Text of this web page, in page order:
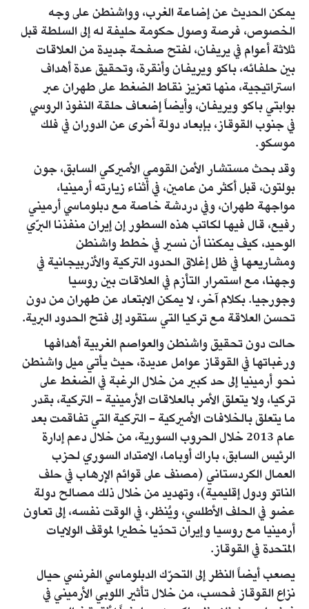
يمكن الحديث عن إضاعة الغرب، وواشنطن على وجه
الخصوص، فرصة وصول حكومة حليفة له إلى السلطة قبل
ثلاثة أعوام في يريفان، لفتح صفحة جديدة من العلاقات
بين حلفائه، باكو ويريفان وأنقرة، وتحقيق عدة أهداف
استراتيجية، منها تعزيز نقاط الضغط على طهران عبر
بوابتي باكو ويريفان، وأيضاً إضعاف حلقة النفوذ الروسي
في جنوب القوقاز، بإبعاد دولة أخرى عن الدوران في فلك
موسكو.
وقد بحث مستشار الأمن القومي الأميركي السابق، جون
بولتون، قبل أكثر من عامين، في أثناء زيارته أرمينيا،
مواجهة طهران، وفي دردشة خاصة مع دبلوماسي أرميني
رفيع، قال فيها لكاتب هذه السطور إن إيران منفذنا البرّي
الوحيد، كيف يمكننا أن نسير في خطط واشنطن
ومشاريعها في ظل إغلاق الحدود التركية والأذربيجانية في
وجهنا، مع استمرار التأزم في العلاقات بين روسيا
وجورجيا. بكلام آخر، لا يمكن الابتعاد عن طهران من دون
تحسن العلاقة مع تركيا التي ستقود إلى فتح الحدود البرية.
حالت دون تحقيق واشنطن والعواصم الغربية أهدافها
ورغباتها في القوقاز عوامل عديدة، حيث يأتي ميل واشنطن
نحو أرمينيا إلى حد كبير من خلال الرغبة في الضغط على
تركيا، ولا يتعلق الأمر بالعلاقات الأرمينية - التركية، بقدر
ما يتعلق بالخلافات الأميركية - التركية التي تفاقمت بعد
عام 2013 خلال الحروب السورية، من خلال دعم إدارة
الرئيس السابق، باراك أوباما، الامتداد السوري لحزب
العمال الكردستاني (مصنف على قوائم الإرهاب في حلف
الناتو ودول إقليمية)، وتهديد من خلال ذلك مصالح دولة
عضو في الحلف الأطلسي، ويُنظر، في الوقت نفسه، إلى تعاون
أرمينيا مع روسيا وإيران تحدّيا خطيرا لموقف الولايات
المتحدة في القوقاز.
يصعب أيضاً النظر إلى التحرّك الدبلوماسي الفرنسي حيال
نزاع القوقاز فحسب، من خلال تأثير اللوبي الأرميني في